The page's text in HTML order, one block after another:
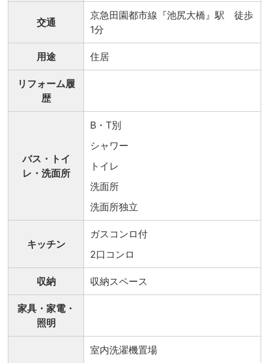
交通
京急田園都市線『池尻大橋』駅 徒歩
1分
用途 住居
リフォーム履
歴
バス・トイ
レ・洗面所
B・T別
シャワー
トイレ
洗面所
洗面所独立
キッチン
ガスコンロ付
2口コンロ
収納 収納スペース
家具・家電・
照明
室内洗濯機置場